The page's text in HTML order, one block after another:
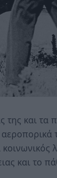
της και
και το